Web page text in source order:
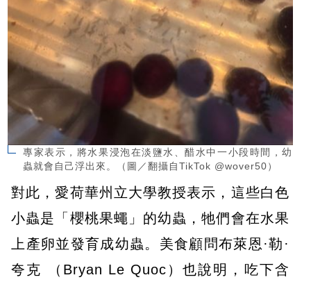
專家表示，將水果浸泡在淡鹽水、醋水中一小段時間，幼
蟲就會自己浮出來。（圖／翻攝自TikTok @wover50）
對此，愛荷華州立大學教授表示，這些白色
小蟲是「櫻桃果蠅」的幼蟲，牠們會在水果
上產卵並發育成幼蟲。美食顧問布萊恩·勒·
夸克 （Bryan Le Quoc）也說明，吃下含